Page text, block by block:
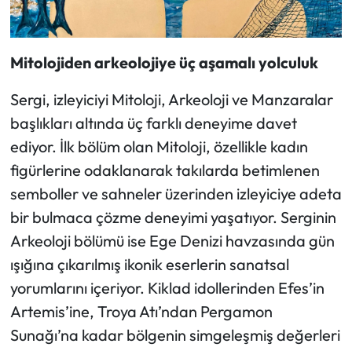
Mitolojiden arkeolojiye üç aşamalı yolculuk
Sergi, izleyiciyi Mitoloji, Arkeoloji ve Manzaralar
başlıkları altında üç farklı deneyime davet
ediyor. İlk bölüm olan Mitoloji, özellikle kadın
figürlerine odaklanarak takılarda betimlenen
semboller ve sahneler üzerinden izleyiciye adeta
bir bulmaca çözme deneyimi yaşatıyor. Serginin
Arkeoloji bölümü ise Ege Denizi havzasında gün
ışığına çıkarılmış ikonik eserlerin sanatsal
yorumlarını içeriyor. Kiklad idollerinden Efes’in
Artemis’ine, Troya Atı’ndan Pergamon
Sunağı’na kadar bölgenin simgeleşmiş değerleri